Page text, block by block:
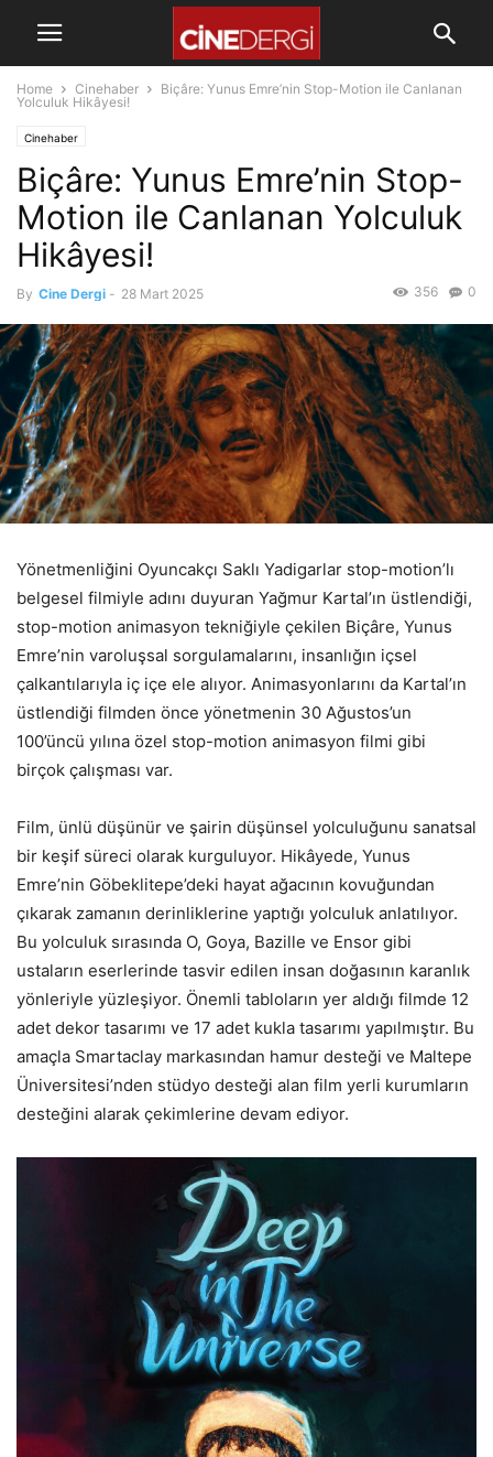
Home Cinehaber
Biçâre: Yunus Emre’nin Stop-Motion ile Canlanan
Yolculuk Hikâyesi!
Cinehaber
Biçâre: Yunus Emre’nin Stop-
Motion ile Canlanan Yolculuk
Hikâyesi!
By Cine Dergi - 28 Mart 2025 0
356
Yönetmenliğini Oyuncakçı Saklı Yadigarlar stop-motion’lı
belgesel filmiyle adını duyuran Yağmur Kartal’ın üstlendiği,
stop-motion animasyon tekniğiyle çekilen Biçâre, Yunus
Emre’nin varoluşsal sorgulamalarını, insanlığın içsel
çalkantılarıyla iç içe ele alıyor. Animasyonlarını da Kartal’ın
üstlendiği filmden önce yönetmenin 30 Ağustos’un
100’üncü yılına özel stop-motion animasyon filmi gibi
birçok çalışması var.
Film, ünlü düşünür ve şairin düşünsel yolculuğunu sanatsal
bir keşif süreci olarak kurguluyor. Hikâyede, Yunus
Emre’nin Göbeklitepe’deki hayat ağacının kovuğundan
çıkarak zamanın derinliklerine yaptığı yolculuk anlatılıyor.
Bu yolculuk sırasında O, Goya, Bazille ve Ensor gibi
ustaların eserlerinde tasvir edilen insan doğasının karanlık
yönleriyle yüzleşiyor. Önemli tabloların yer aldığı filmde 12
adet dekor tasarımı ve 17 adet kukla tasarımı yapılmıştır. Bu
amaçla Smartaclay markasından hamur desteği ve Maltepe
Üniversitesi’nden stüdyo desteği alan film yerli kurumların
desteğini alarak çekimlerine devam ediyor.